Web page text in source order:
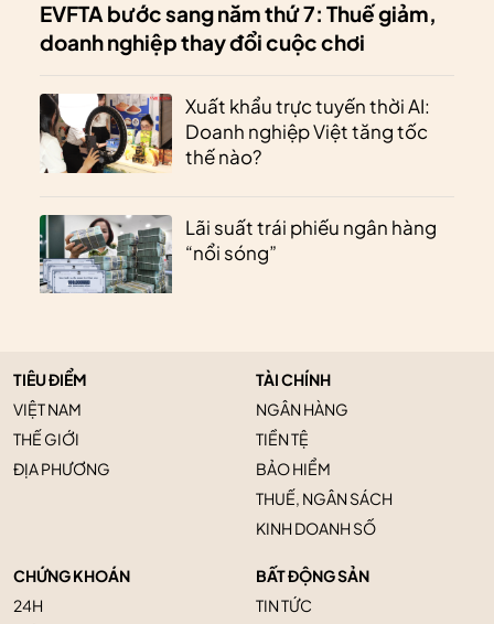
EVFTA bước sang năm thứ 7: Thuế giảm,
doanh nghiệp thay đổi cuộc chơi
Xuất khẩu trực tuyến thời AI:
Doanh nghiệp Việt tăng tốc
thế nào?
Lãi suất trái phiếu ngân hàng
“nổi sóng”
TIÊU ĐIỂM
VIỆT NAM
THẾ GIỚI
ĐỊA PHƯƠNG
TÀI CHÍNH
NGÂN HÀNG
TIỀN TỆ
BẢO HIỂM
THUẾ, NGÂN SÁCH
KINH DOANH SỐ
CHỨNG KHOÁN
24H
BẤT ĐỘNG SẢN
TIN TỨC